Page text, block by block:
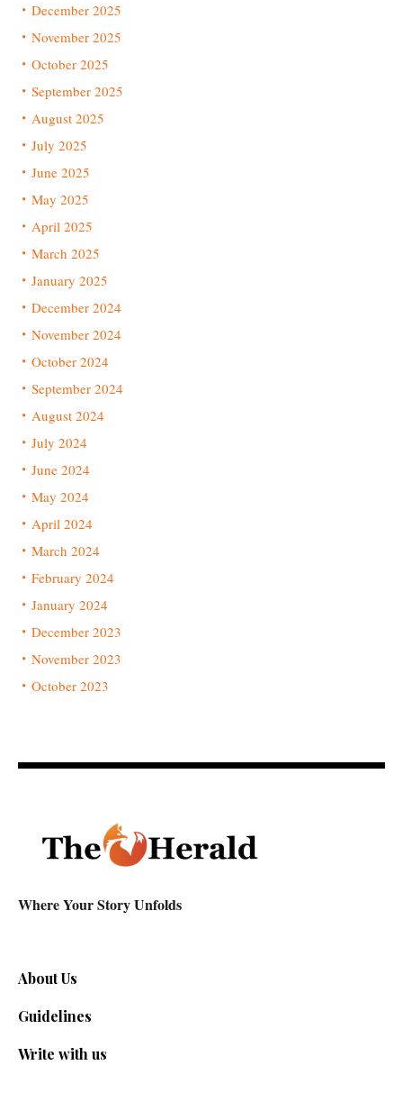
December 2025
November 2025
October 2025
September 2025
August 2025
July 2025
June 2025
May 2025
April 2025
March 2025
January 2025
December 2024
November 2024
October 2024
September 2024
August 2024
July 2024
June 2024
May 2024
April 2024
March 2024
February 2024
January 2024
December 2023
November 2023
October 2023
Where Your Story Unfolds
About Us
Guidelines
Write with us